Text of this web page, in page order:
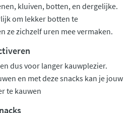
kluiven, botten, en dergelijke.
om lekker botten te
ze zichzelf uren mee vermaken.
dus voor langer kauwplezier.
en met deze snacks kan je jouw
te kauwen